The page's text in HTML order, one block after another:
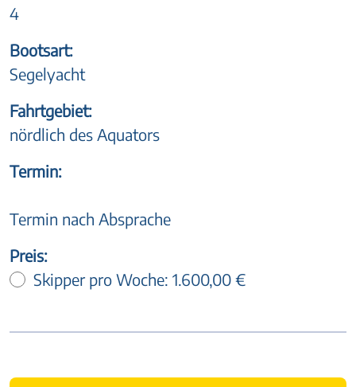
4
Bootsart:
Segelyacht
Fahrtgebiet:
nördlich des Aquators
Termin:
Termin nach Absprache
Preis:
Skipper pro Woche: 1.600,00 €